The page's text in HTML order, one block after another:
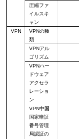
圧縮ファ
イルスキ
ャン
VPN VPNの種
類
VPNアル
ゴリズム
VPNハー
ドウェア
アクセラ
レーショ
ン
VPN中国
国家暗証
番号管理
局認証の